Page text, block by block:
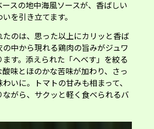
スの地中海風ソースが、香ばしい
を引き立てます。
たのは、思った以上にカリッと香ば
の中から現れる鶏肉の旨みがジュワ
す。添えられた「へべす」を絞る
酸味とほのかな苦味が加わり、さっ
いに。トマトの甘みも相まって、
がら、サクッと軽く食べられるバ